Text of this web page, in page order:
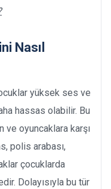
Nasıl
yüksek ses ve
hassas olabilir. Bu
ve oyuncaklara karşı
polis arabası,
çocuklarda
Dolayısıyla bu tür